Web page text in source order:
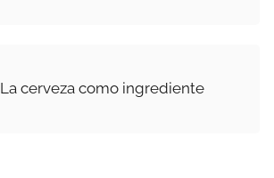
La cerveza como ingrediente